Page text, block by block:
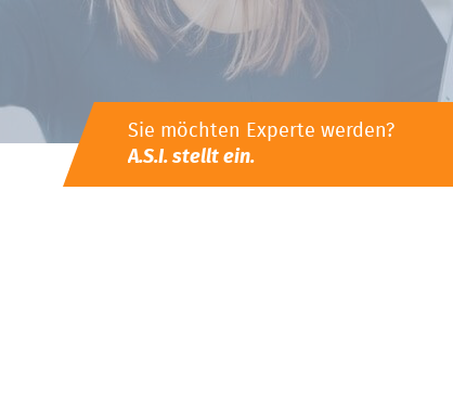
Sie möchten Experte werden?
A.S.I. stellt ein.